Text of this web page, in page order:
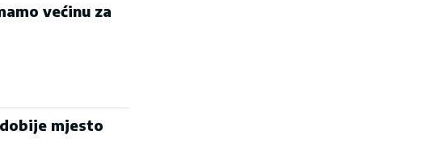
većinu za
mjesto